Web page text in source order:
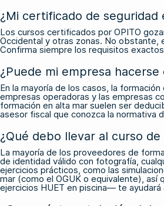
¿Mi certificado de
Los cursos certificados por OPITO
Occidental y otras zonas. No obstante,
Confirma siempre los requisitos
¿Puede mi empresa
En la mayoría de los casos, la
empresas operadoras y las empresas
formación en alta mar suelen ser
asesor fiscal que conozca la normativa
¿Qué debo llevar al curso
La mayoría de los proveedores de
de identidad válido con fotografía,
ejercicios prácticos, como las
mar (como el OGUK o equivalente),
ejercicios HUET en piscina— te